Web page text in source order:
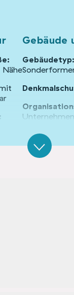
Gebäude
Gebäudetyp:
Unternehmen
Standort: